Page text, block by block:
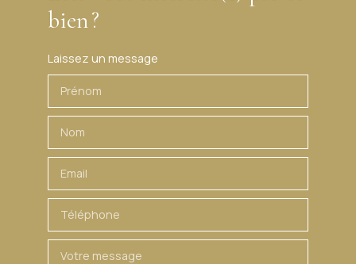
haut de gamme ; proximité de la frontière suisse. Un
bien ?
Laissez un message
Prénom
Nom
Email
Téléphone
Votre message